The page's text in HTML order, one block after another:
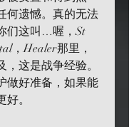
何遗憾。真的无法
们这叫…喔，St
，Healer那里，
，这是战争经验。
做好准备，如果能
。